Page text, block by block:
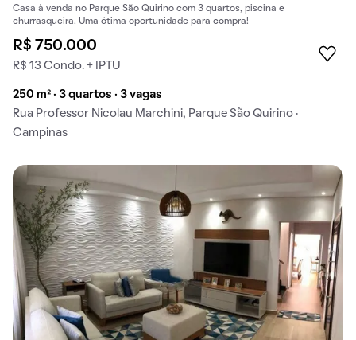
Casa à venda no Parque São Quirino com 3 quartos, piscina e
churrasqueira. Uma ótima oportunidade para compra!
R$ 750.000
R$ 13 Condo. + IPTU
250 m² · 3 quartos · 3 vagas
Rua Professor Nicolau Marchini, Parque São Quirino ·
Campinas